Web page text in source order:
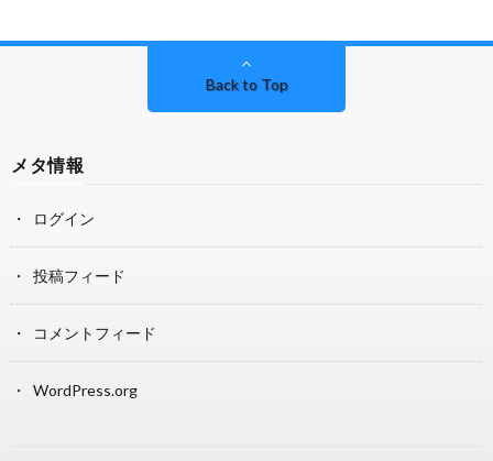
Back to Top
メタ情報
ログイン
投稿フィード
コメントフィード
WordPress.org